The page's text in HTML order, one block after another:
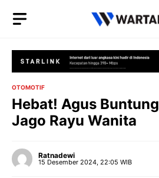
OTOMOTIF
Hebat! Agus
Jago Rayu Wanita
Ratnadewi
15 Desember 2024, 22:05 WIB